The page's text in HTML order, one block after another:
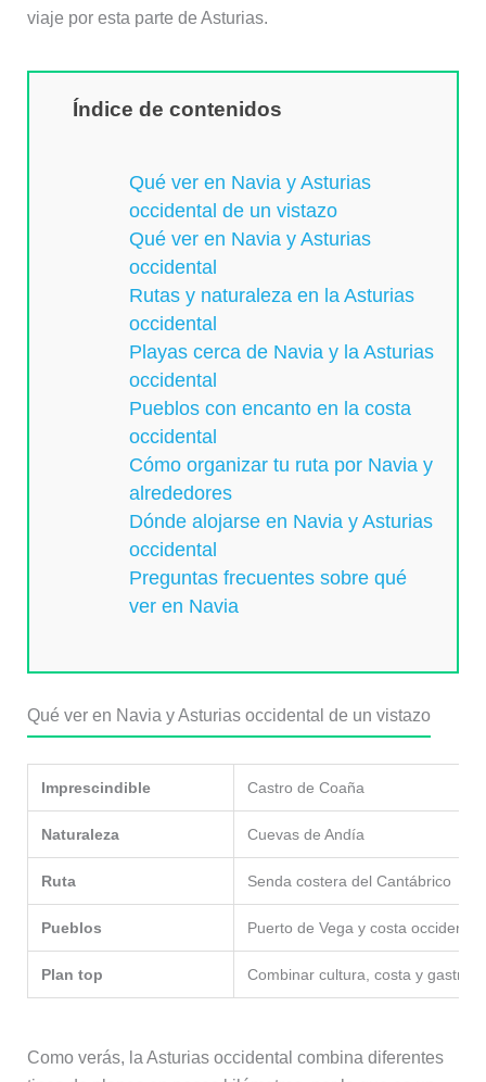
viaje por esta parte de Asturias.
Índice de contenidos
Qué ver en Navia y Asturias
occidental de un vistazo
Qué ver en Navia y Asturias
occidental
Rutas y naturaleza en la Asturias
occidental
Playas cerca de Navia y la Asturias
occidental
Pueblos con encanto en la costa
occidental
Cómo organizar tu ruta por Navia y
alrededores
Dónde alojarse en Navia y Asturias
occidental
Preguntas frecuentes sobre qué
ver en Navia
Qué ver en Navia y Asturias occidental de un vistazo
Imprescindible Castro de Coaña
Naturaleza Cuevas de Andía
Ruta Senda costera del Cantábrico
Pueblos Puerto de Vega y costa occidental
Plan top Combinar cultura, costa y
Como verás, la Asturias occidental combina diferentes